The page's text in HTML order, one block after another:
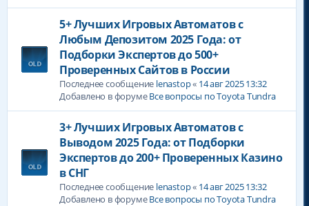
5+ Лучших Игровых Автоматов с
Любым Депозитом 2025 Года: от
Подборки Экспертов до 500+
Проверенных Сайтов в России
Последнее сообщение lenastop« 14 авг 2025 13:32
Добавлено в форумеВсе вопросы по Toyota Tundra
3+ Лучших Игровых Автоматов с
Выводом 2025 Года: от Подборки
Экспертов до 200+ Проверенных Казино
в СНГ
Последнее сообщение lenastop« 14 авг 2025 13:32
Добавлено в форумеВсе вопросы по Toyota Tundra